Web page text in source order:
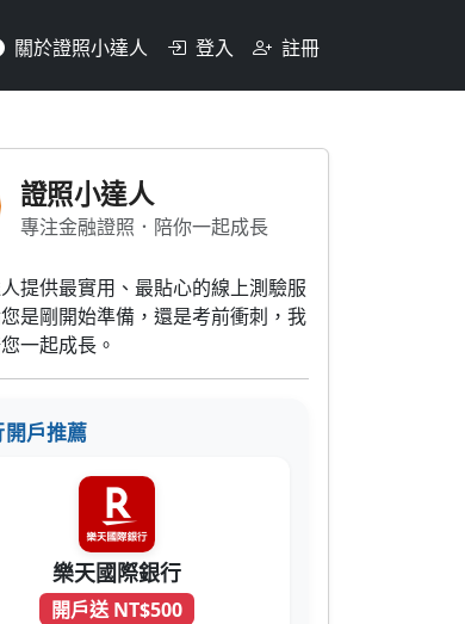
關於證照小達人 登入 註冊
之存款範圍？(1)
證照小達人
專注金融證照．陪你一起成長
提供最實用、最貼心的線上測驗服
是剛開始準備，還是考前衝刺，我
一起成長。
戶推薦
樂天國際銀行
開戶送 NT$500